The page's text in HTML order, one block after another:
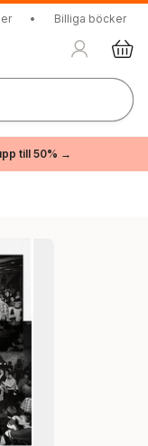
• Billiga böcker
till 50% →